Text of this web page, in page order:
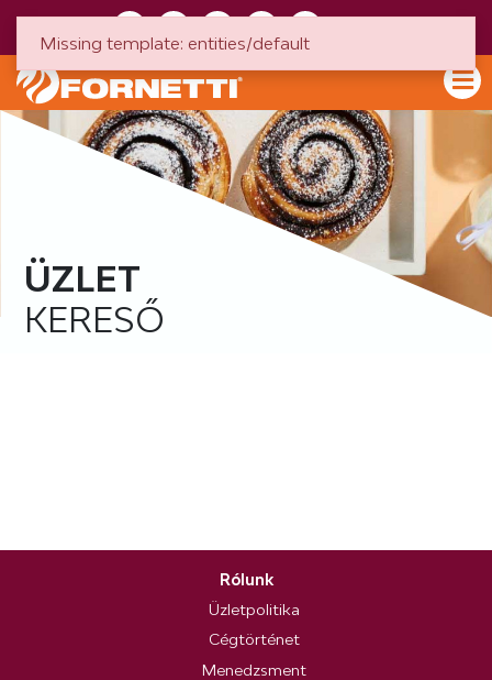
ÜZLET
KERESŐ
Rólunk
Üzletpolitika
Cégtörténet
Menedzsment
Missing template: entities/default